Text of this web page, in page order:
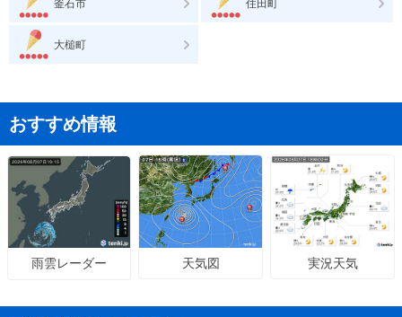
釜石市 住田町
大槌町
おすすめ情報
雨雲レーダー 天気図 実況天気